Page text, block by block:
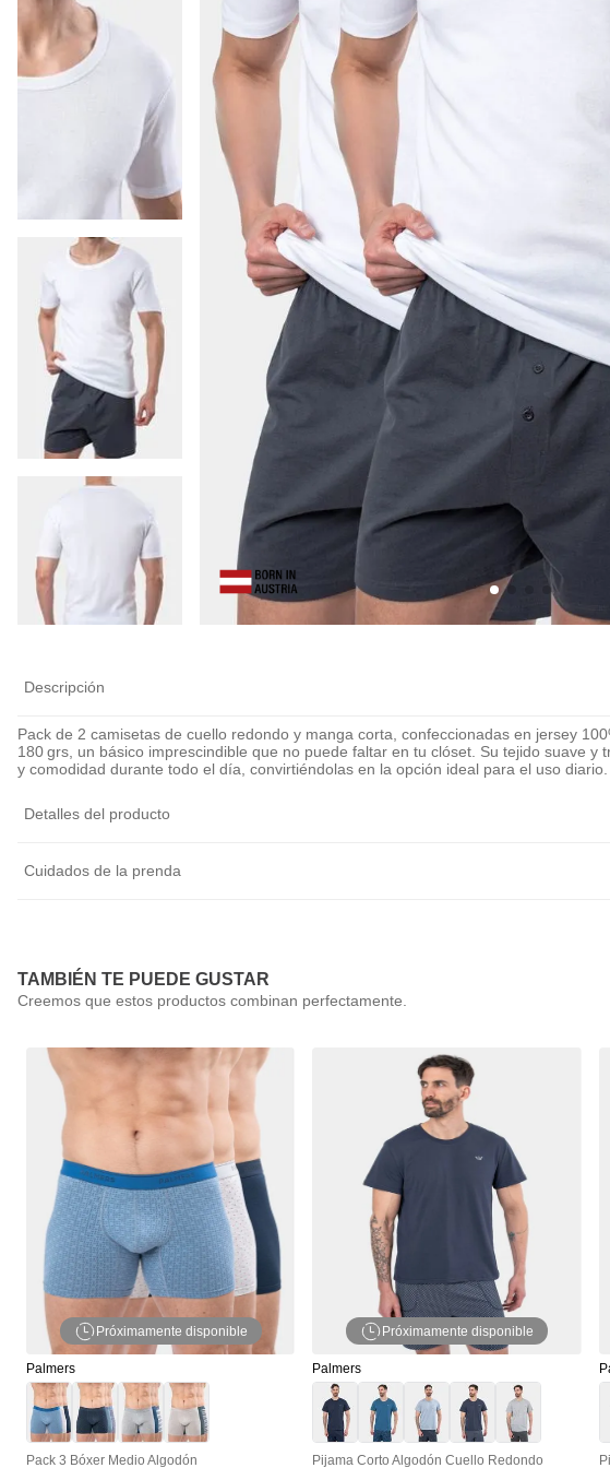
colaless
10
pack
Descripción
Pack de 2 camisetas de cuello redondo y manga corta, confeccionadas en jersey
180 grs, un básico imprescindible que no puede faltar en tu clóset. Su tejido suave y
y comodidad durante todo el día, convirtiéndolas en la opción ideal para el uso diario.
Detalles del producto
Cuidados de la prenda
TAMBIÉN TE PUEDE GUSTAR
Próximamente disponible
Palmers
Pack 3 Bóxer Medio Algodón
Próximamente disponible
Palmers
Pijama Corto Algodón Cuello Redondo